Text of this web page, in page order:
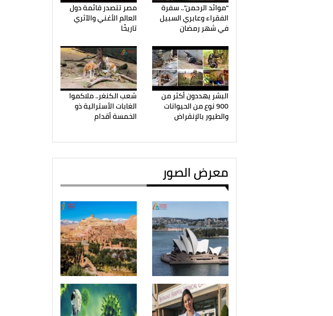
"موائد الرحمن".. سفرة
الفقراء وعابري السبيل
في شهر رمضان
مصر تتصدر قائمة دول
العالم الأغني والآثري
تاريخًا
البشر يهددون أكثر من
900 نوع من الحيوانات
والطيور بالإنقراض
شعب الكنغر.. ملاكموا
الغابات الأسترالية ذو
الخمسة أقدام
معرض الصور